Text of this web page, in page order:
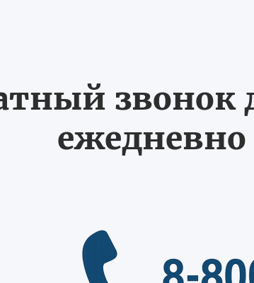
звонок
ежедневно